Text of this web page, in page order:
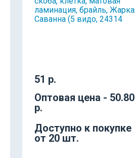
51 р.
Оптовая цена - 50.80
р.
Доступно к покупке
от 20 шт.